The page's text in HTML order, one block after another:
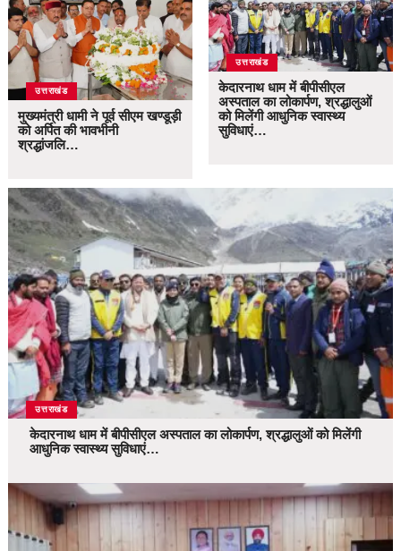
उत्तराखंड
मुख्यमंत्री धामी ने पूर्व सीएम खण्डूड़ी
को अर्पित की भावभीनी
श्रद्धांजलि…
उत्तराखंड
केदारनाथ धाम में बीपीसीएल
अस्पताल का लोकार्पण, श्रद्धालुओं
को मिलेंगी आधुनिक स्वास्थ्य
सुविधाएं…
उत्तराखंड
केदारनाथ धाम में बीपीसीएल अस्पताल का लोकार्पण, श्रद्धालुओं को मिलेंगी
आधुनिक स्वास्थ्य सुविधाएं…